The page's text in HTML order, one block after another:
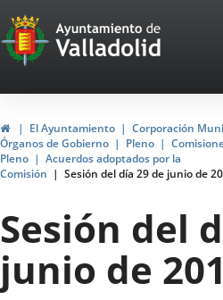
Portal
Web
del
Ayuntamiento
de
Valladolid
InicioEl Ayuntamiento
Corporación
Órganos de Gobierno
Pleno
Pleno
Acuerdos adoptados por la
Comisión
Sesión del día 29 de junio de
Sesión del
junio de